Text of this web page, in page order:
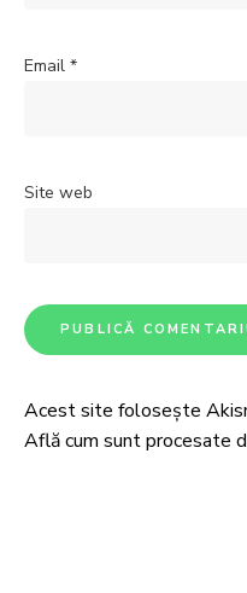
Email *
Site web
Acest site folosește
Află cum sunt procesate